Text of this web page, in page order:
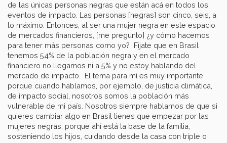
de las únicas personas negras que están acá en todos los
eventos de impacto. Las personas [negras] son cinco, seis, a
lo máximo. Entonces, al ser una mujer negra en este espacio
de mercados financieros, [me pregunto] ¿y cómo hacemos
para tener más personas como yo? Fíjate que en Brasil
tenemos 54% de la población negra y en el mercado
financiero no llegamos ni a 5% y no estoy hablando del
mercado de impacto. El tema para mí es muy importante
porque cuando hablamos, por ejemplo, de justicia climática,
de impacto social, nosotros somos la población más
vulnerable de mi país. Nosotros siempre hablamos de que si
quieres cambiar algo en Brasil tienes que empezar por las
mujeres negras, porque ahí está la base de la familia,
sosteniendo los hijos, cuidando desde la casa con triple o